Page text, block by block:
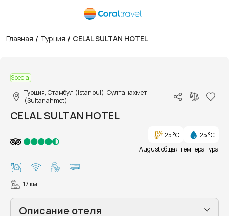
Главная / Турция / CELAL SULTAN HOTEL
Special
Турция, Стамбул (Istanbul), Султанахмет
(Sultanahmet)
CELAL SULTAN HOTEL
25 °C
25 °C
August общая температура
17 км
Описание отеля